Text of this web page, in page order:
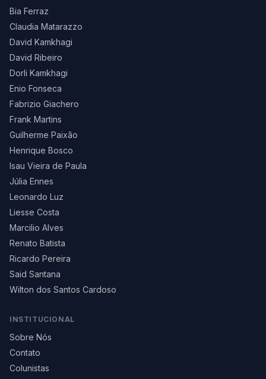
Bia Ferraz
Claudia Matarazzo
David Kamkhagi
David Ribeiro
Dorli Kamkhagi
Enio Fonseca
Fabrizio Giachero
Frank Martins
Guilherme Paixão
Henrique Bosco
Isau Vieira de Paula
Júlia Ennes
Leonardo Luz
Liesse Costa
Marcilio Alves
Renato Batista
Ricardo Pereira
Said Santana
Wilton dos Santos Cardoso
INSTITUCIONAL
Sobre Nós
Contato
Colunistas